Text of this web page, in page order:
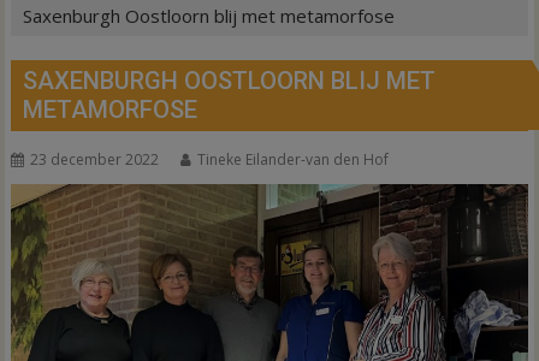
Saxenburgh Oostloorn blij met metamorfose
SAXENBURGH OOSTLOORN BLIJ MET
METAMORFOSE
23 december 2022 Tineke Eilander-van den Hof